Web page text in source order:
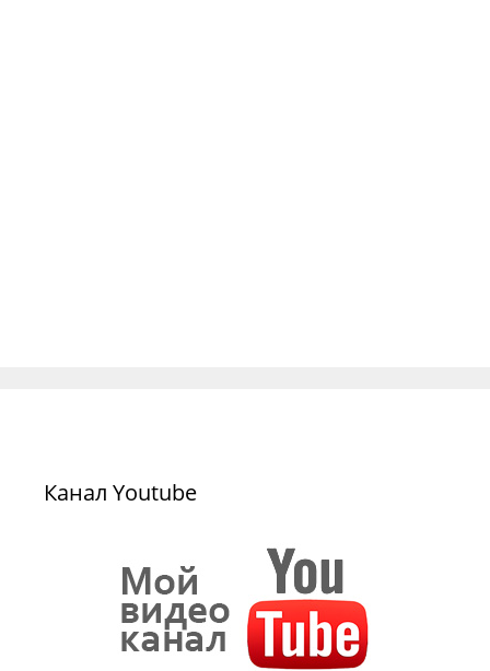
Канал Youtube